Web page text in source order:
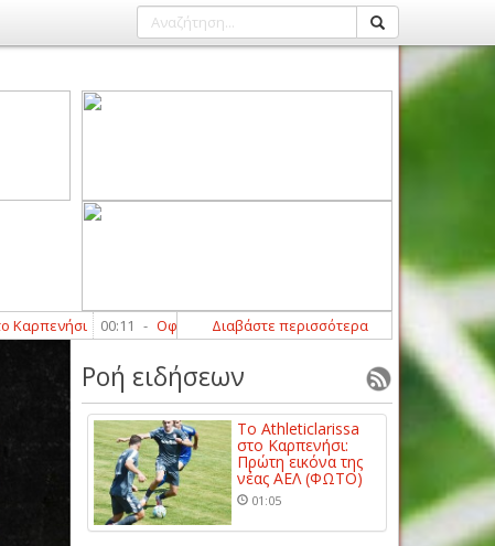
00:11 - Οφρυδόπουλος: «Περιμένουμε τη βοήθεια από κάποιους
Διαβάστε περισσότερα
Ροή ειδήσεων
Το Athleticlarissa
στο Καρπενήσι:
Πρώτη εικόνα της
νέας ΑΕΛ (ΦΩΤΟ)
01:05